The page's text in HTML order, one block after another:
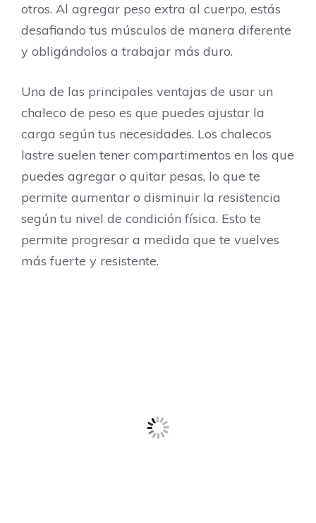
otros. Al agregar peso extra al cuerpo, estás
desafiando tus músculos de manera diferente
y obligándolos a trabajar más duro.
Una de las principales ventajas de usar un
chaleco de peso es que puedes ajustar la
carga según tus necesidades. Los chalecos
lastre suelen tener compartimentos en los que
puedes agregar o quitar pesas, lo que te
permite aumentar o disminuir la resistencia
según tu nivel de condición física. Esto te
permite progresar a medida que te vuelves
más fuerte y resistente.